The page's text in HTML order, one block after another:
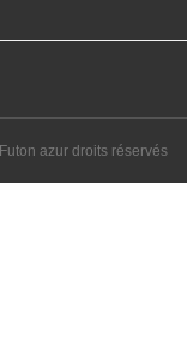
Futon azur droits réservés